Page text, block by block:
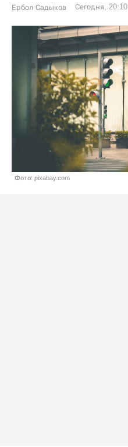
Ербол Садыков Сегодня, 20:10
Фото: pixabay.com